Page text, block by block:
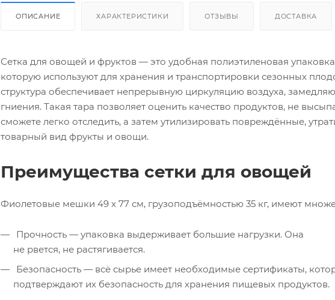
ОПИСАНИЕ ХАРАКТЕРИСТИКИ ОТЗЫВЫ ДОСТАВКА
Сетка для овощей и фруктов — это удобная полиэтиленовая
которую используют для хранения и транспортировки сезонных
структура обеспечивает непрерывную циркуляцию воздуха,
гниения. Такая тара позволяет оценить качество продуктов, не
сможете легко отследить, а затем утилизировать повреждённые,
товарный вид фрукты и овощи.
Преимущества сетки для овощей
Фиолетовые мешки 49 x 77 см, грузоподъёмностью 35 кг, имеют
Прочность — упаковка выдерживает большие нагрузки. Она
не рвется, не растягивается.
Безопасность — всё сырье имеет необходимые сертификаты,
подтверждают их безопасность для хранения пищевых продуктов.